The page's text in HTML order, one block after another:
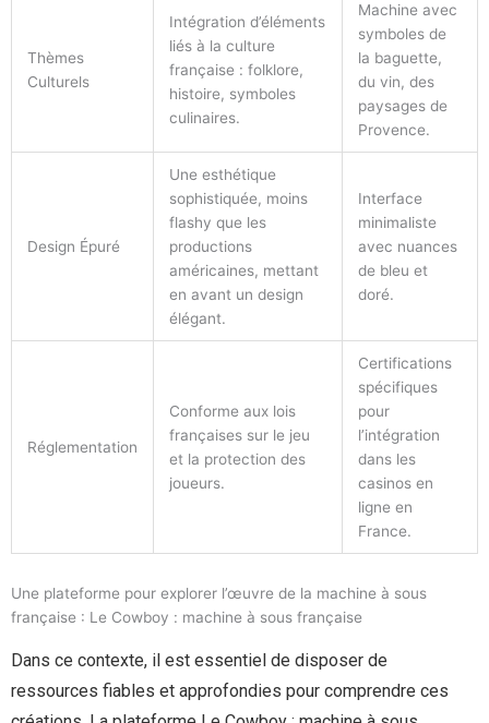
Thèmes
Culturels
Intégration d’éléments
liés à la culture
française : folklore,
histoire, symboles
culinaires.
Machine avec
symboles de
la baguette,
du vin, des
paysages de
Provence.
Design Épuré
Une esthétique
sophistiquée, moins
flashy que les
productions
américaines, mettant
en avant un design
élégant.
Interface
minimaliste
avec nuances
de bleu et
doré.
Réglementation
Conforme aux lois
françaises sur le jeu
et la protection des
joueurs.
Certifications
spécifiques
pour
l’intégration
dans les
casinos en
ligne en
France.
Une plateforme pour explorer l’œuvre de la machine à sous
française : Le Cowboy : machine à sous française
Dans ce contexte, il est essentiel de disposer de
ressources fiables et approfondies pour comprendre ces